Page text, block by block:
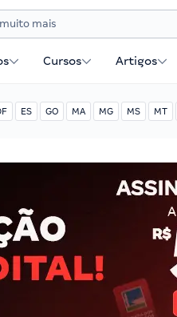
Cursos Artigos
ES GO MA MG MS MT